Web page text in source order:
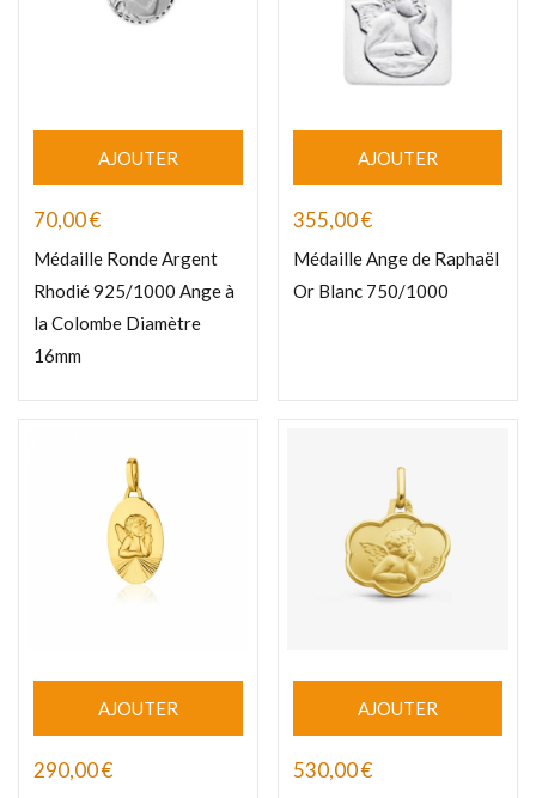
AJOUTER
70,00€
Médaille Ronde Argent
Rhodié 925/1000 Ange à
la Colombe Diamètre
16mm
AJOUTER
355,00€
Médaille Ange de Raphaël
Or Blanc 750/1000
AJOUTER
290,00€
AJOUTER
530,00€